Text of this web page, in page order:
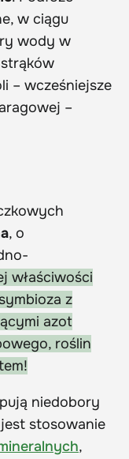
w ciągu
wody w
– wcześniejsze
–
, o
właściwości
z
azot
roślin
niedobory
stosowanie
,